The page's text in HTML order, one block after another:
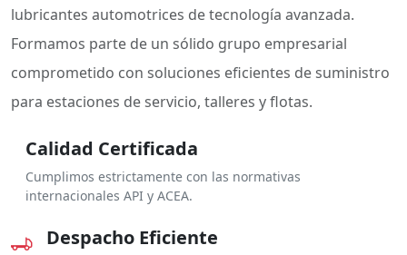
lubricantes automotrices de tecnología avanzada.
Formamos parte de un sólido grupo empresarial
comprometido con soluciones eficientes de suministro
para estaciones de servicio, talleres y flotas.
Calidad Certificada
Cumplimos estrictamente con las normativas
internacionales API y ACEA.
Despacho Eficiente